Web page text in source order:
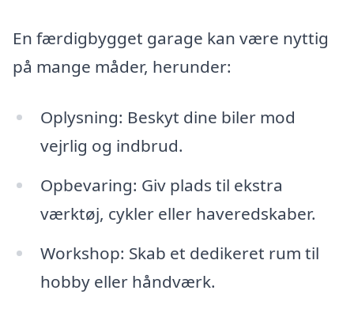
En færdigbygget garage kan være nyttig
på mange måder, herunder:
Oplysning: Beskyt dine biler mod
vejrlig og indbrud.
Opbevaring: Giv plads til ekstra
værktøj, cykler eller haveredskaber.
Workshop: Skab et dedikeret rum til
hobby eller håndværk.